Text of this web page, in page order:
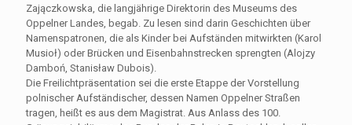
Zajączkowska, die langjährige Direktorin des Museums des
Oppelner Landes, begab. Zu lesen sind darin Geschichten über
Namenspatronen, die als Kinder bei Aufständen mitwirkten (Karol
Musioł) oder Brücken und Eisenbahnstrecken sprengten (Alojzy
Damboń, Stanisław Dubois).
Die Freilichtpräsentation sei die erste Etappe der Vorstellung
polnischer Aufständischer, dessen Namen Oppelner Straßen
tragen, heißt es aus dem Magistrat. Aus Anlass des 100.